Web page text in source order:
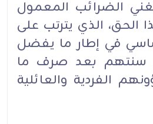
الضرائب المعمول
الحق، الذي يترتب على
في إطار ما يفضل
سنتهم بعد صرف ما
الفردية والعائلية